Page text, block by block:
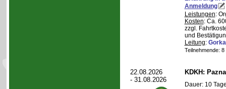
Anmeldung
Leistungen:
Kosten: Ca.
zzgl.
und
Leitung:
Teilnehmende:
22.08.2026
- 31.08.2026
KDKH:
Dauer: 10